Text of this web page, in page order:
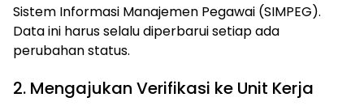
Sistem Informasi Manajemen Pegawai (SIMPEG).
Data ini harus selalu diperbarui setiap ada
perubahan status.
2. Mengajukan Verifikasi ke Unit Kerja